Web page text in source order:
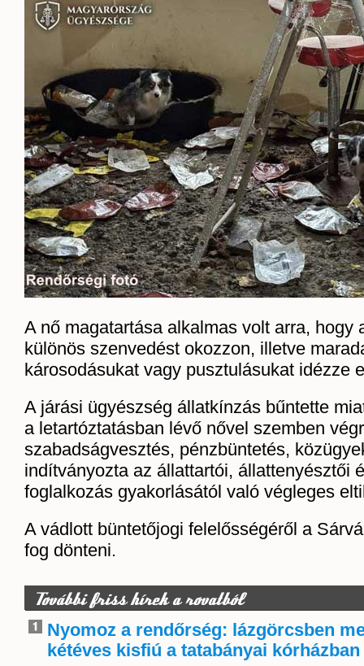
A nő magatartása alkalmas volt arra, hogy
különös szenvedést okozzon, illetve
károsodásukat vagy pusztulásukat idézze
A járási ügyészség állatkínzás bűntette
a letartóztatásban lévő nővel szemben
szabadságvesztés, pénzbüntetés,
indítványozta az állattartói, állattenyésztői
foglalkozás gyakorlásától való végleges
A vádlott büntetőjogi felelősségéről a
fog dönteni.
További friss hírek a rovatból
Nyomoz a rendőrség: lázgörcsben
kétéves kisfiú a tatabányai kórházban